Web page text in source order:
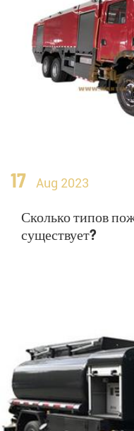
17 Aug 2023
Сколько типов
существует?